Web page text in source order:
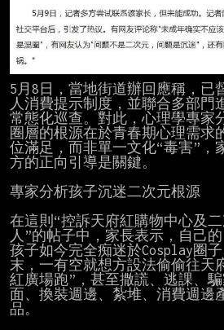
5月8日，當地街道辦回應稱，已
人消費提示制度，並聯合多部門
常態化巡查。對此，心理學專家
圈層的根源在於青春期心理需求
位滿足，而非單一文化“毒害”，
方的正向引導是關鍵。
專家分析孩子沉迷二次元根源
在這則“控訴天府紅購物中心及
人”的帖子中，家長表示，自己的
孩子如今完全痴迷於Cosplay圈
末，一有空就想方設法偷偷往天
紅廣場跑”，甚至撒謊、逃課、
面、換裝週邊、紮堆、消費週邊
品。